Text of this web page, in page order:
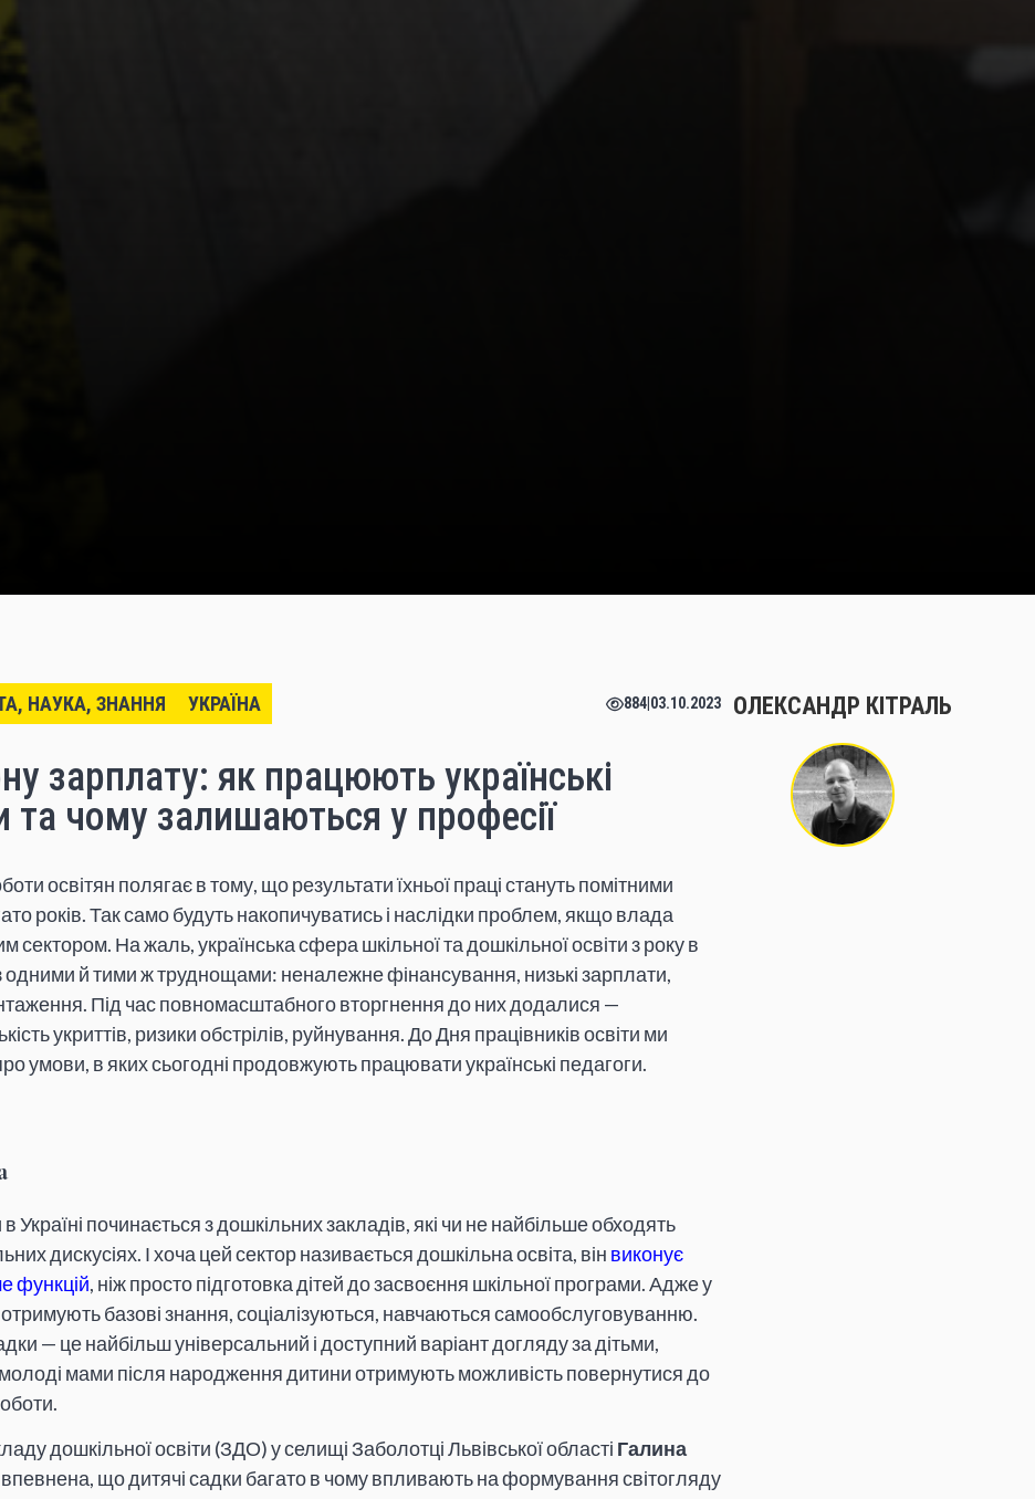
НАУКА, ЗНАННЯ УКРАЇНА 884 03.10.2023
зарплату: як працюють українські
та чому залишаються у професії
освітян полягає в тому, що результати їхньої праці стануть помітними
років. Так само будуть накопичуватись і наслідки проблем, якщо влада
сектором. На жаль, українська сфера шкільної та дошкільної освіти з року в
з одними й тими ж труднощами: неналежне фінансування, низькі зарплати,
Під час повномасштабного вторгнення до них додалися —
укриттів, ризики обстрілів, руйнування. До Дня працівників освіти ми
умови, в яких сьогодні продовжують працювати українські педагоги.
Україні починається з дошкільних закладів, які чи не найбільше обходять
дискусіях. І хоча цей сектор називається дошкільна освіта, він виконує
функцій, ніж просто підготовка дітей до засвоєння шкільної програми. Адже у
базові знання, соціалізуються, навчаються самообслуговуванню.
— це найбільш універсальний і доступний варіант догляду за дітьми,
мами після народження дитини отримують можливість повернутися до
дошкільної освіти (ЗДО) у селищі Заболотці Львівської області Галина
що дитячі садки багато в чому впливають на формування світогляду
ОЛЕКСАНДР КІТРАЛЬ